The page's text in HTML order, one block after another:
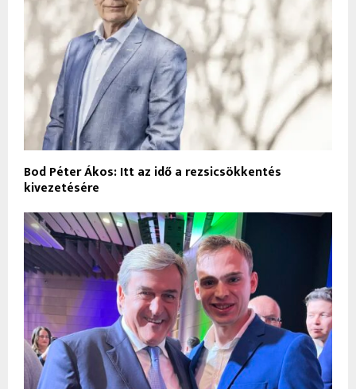
Bod Péter Ákos: Itt az idő a rezsicsökkentés
kivezetésére